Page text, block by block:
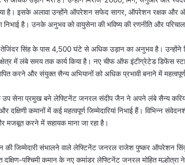
है। इसके अलावा उन्होंने ऑपरेशन सफेद सागर, ऑपरेशन रक्षक और
निभाई है। उनके अनुभव को वायुसेना की भविष्य की रणनीति और
तेजिंदर सिंह के पास 4,500 घंटे से अधिक उड़ान का अनुभव है। उन्होंने
में लंबे समय तक कार्य किया है। नए चीफ ऑफ इंटीग्रेटेड डिफेंस
करने और संयुक्त सैन्य अभियानों को अधिक प्रभावी बनाने में महत्वपूर्ण
सेना प्रमुख बने लेफ्टिनेंट जनरल संदीप जैन ने अपने लंबे सैन्य करियर
दक्षिणी कमानों में कई महत्वपूर्ण जिम्मेदारियां निभाई हैं। विभिन्न
मजबूत करने में सहायक माना जा रहा है।
की जिम्मेदारी संभालने वाले लेफ्टिनेंट जनरल राजेश पुष्कर ऑपरेशन
पश्चिमी कमान के नए कमांडर लेफ्टिनेंट जनरल मोहित मल्होत्रा ने